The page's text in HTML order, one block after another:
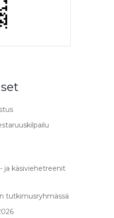
ja käsiviehetreenit
tutkimusryhmässä